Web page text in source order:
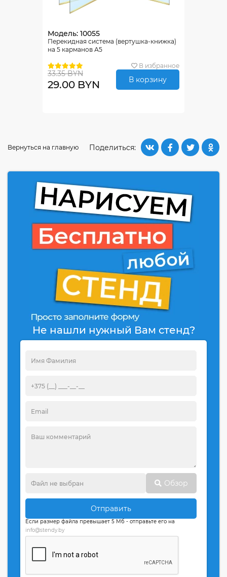
Модель: 10055
Перекидная система (вертушка-книжка)
на 5 карманов А5
В избранное
33.35 BYN
29.00 BYN В корзину
Поделиться:
Вернуться на главную
Не нашли нужный Вам стенд?
Обзор
Отправить
Если размер файла превышает 5 Мб - отправьте его на
info@stendy.by